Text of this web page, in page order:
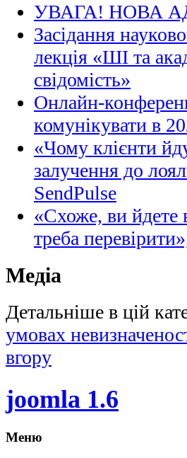
УВАГА! НОВА
Засідання
лекція «ШІ та
свідомість»
Онлайн-
комунікувати в
«Чому клієнти
залучення до
SendPulse
«Схоже, ви йдете
треба
Медіа
Детальніше в цій
умовах
вгору
joomla 1.6
Меню